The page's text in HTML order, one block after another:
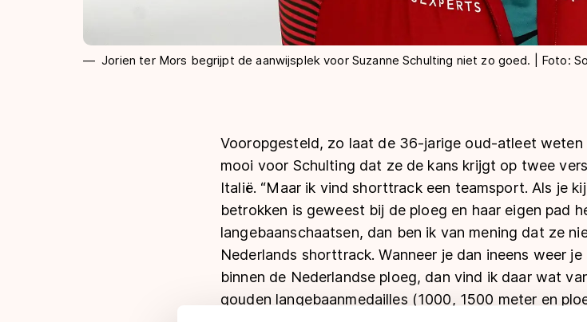
Jorien ter Mors begrijpt de aanwijsplek voor Suzanne Schulting niet zo goed. | Foto:
Vooropgesteld, zo laat de 36-jarige oud-atleet weten
mooi voor Schulting dat ze de kans krijgt op twee
Italië. “Maar ik vind shorttrack een teamsport. Als je
betrokken is geweest bij de ploeg en haar eigen pad
langebaanschaatsen, dan ben ik van mening dat ze
Nederlands shorttrack. Wanneer je dan ineens weer
binnen de Nederlandse ploeg, dan vind ik daar wat
gouden langebaanmedailles (1000, 1500 meter en